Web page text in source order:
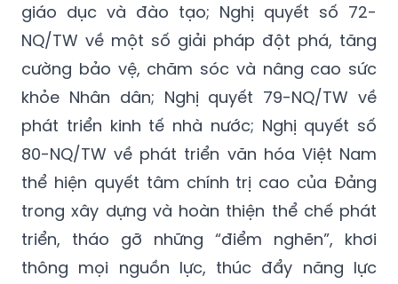
giáo dục và đào tạo; Nghị quyết số 72-
NQ/TW về một số giải pháp đột phá, tăng
cường bảo vệ, chăm sóc và nâng cao sức
khỏe Nhân dân; Nghị quyết 79-NQ/TW về
phát triển kinh tế nhà nước; Nghị quyết số
80-NQ/TW về phát triển văn hóa Việt Nam
thể hiện quyết tâm chính trị cao của Đảng
trong xây dựng và hoàn thiện thể chế phát
triển, tháo gỡ những “điểm nghẽn”, khơi
thông mọi nguồn lực, thúc đẩy năng lực